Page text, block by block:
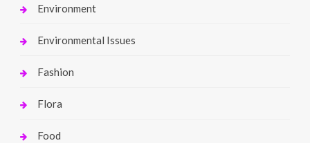
Environment
Environmental Issues
Fashion
Flora
Food